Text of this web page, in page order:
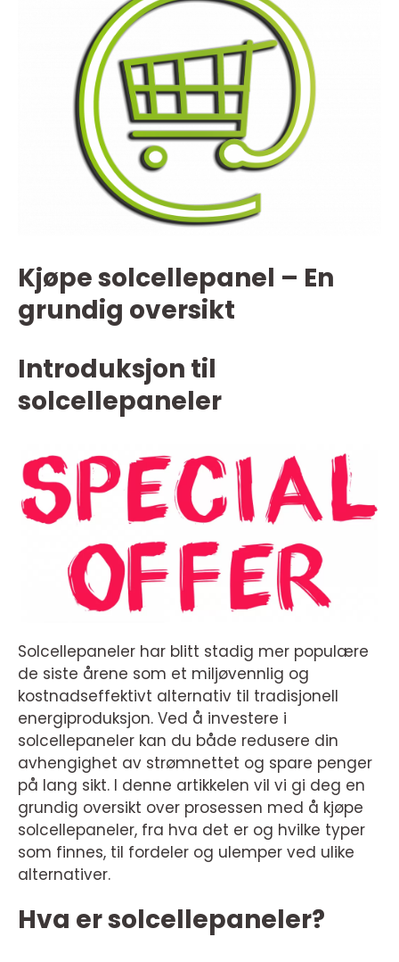
Kjøpe solcellepanel – En
grundig oversikt
Introduksjon til
solcellepaneler
Solcellepaneler har blitt stadig mer populære
de siste årene som et miljøvennlig og
kostnadseffektivt alternativ til tradisjonell
energiproduksjon. Ved å investere i
solcellepaneler kan du både redusere din
avhengighet av strømnettet og spare penger
på lang sikt. I denne artikkelen vil vi gi deg en
grundig oversikt over prosessen med å kjøpe
solcellepaneler, fra hva det er og hvilke typer
som finnes, til fordeler og ulemper ved ulike
alternativer.
Hva er solcellepaneler?